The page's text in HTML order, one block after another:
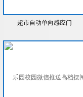
超市自动单向感应门